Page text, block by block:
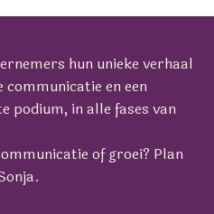
hun unieke verhaal
en een
podium, in alle fases van
of groei? Plan